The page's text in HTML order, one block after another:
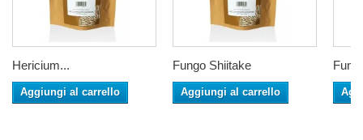
Hericium...
Aggiungi al carrello
Fungo Shiitake
Aggiungi al carrello